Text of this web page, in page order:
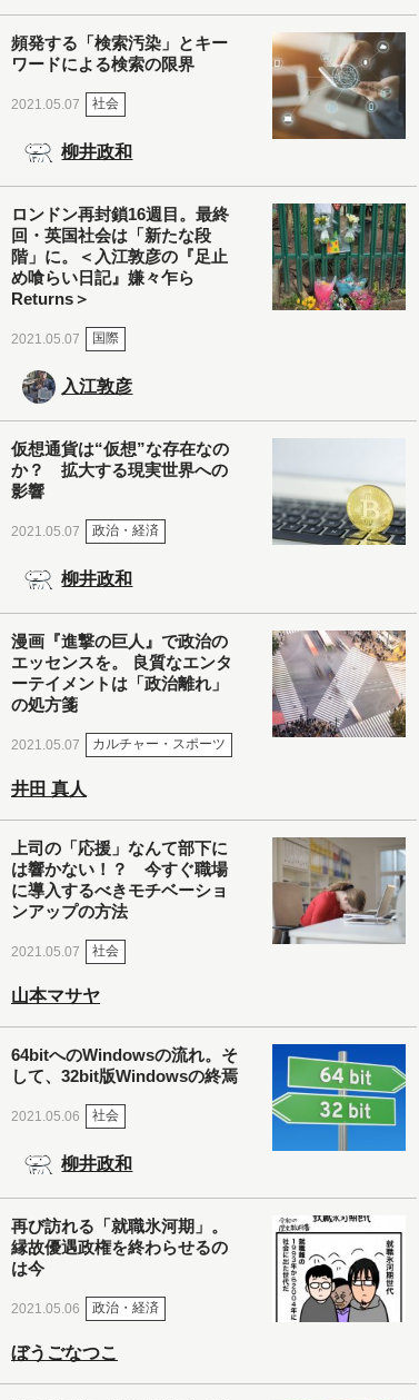
頻発する「検索汚染」とキー
ワードによる検索の限界
2021.05.07 社会
柳井政和
ロンドン再封鎖16週目。最終
回・英国社会は「新たな段
階」に。＜入江敦彦の『足止
め喰らい日記』嫌々乍ら
Returns＞
2021.05.07 国際
入江敦彦
仮想通貨は“仮想”な存在なの
か？ 拡大する現実世界への
影響
2021.05.07 政治・経済
柳井政和
漫画『進撃の巨人』で政治の
エッセンスを。 良質なエンタ
ーテイメントは「政治離れ」
の処方箋
2021.05.07 カルチャー・スポーツ
井田 真人
上司の「応援」なんて部下に
は響かない！？ 今すぐ職場
に導入するべきモチベーショ
ンアップの方法
2021.05.07 社会
山本マサヤ
64bitへのWindowsの流れ。そ
して、32bit版Windowsの終焉
2021.05.06 社会
柳井政和
再び訪れる「就職氷河期」。
縁故優遇政権を終わらせるの
は今
2021.05.06 政治・経済
ぼうごなつこ